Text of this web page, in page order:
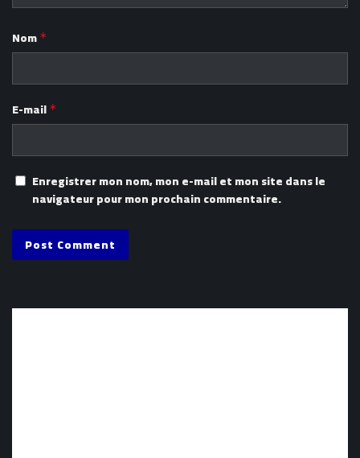
Nom *
E-mail *
Enregistrer mon nom, mon e-mail et mon site dans le
navigateur pour mon prochain commentaire.